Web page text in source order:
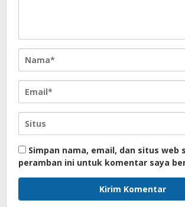
Simpan nama, email, dan situs web
peramban ini untuk komentar saya